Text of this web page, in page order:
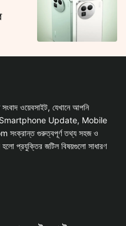
ওয়েবসাইট, যেখানে আপনি
Smartphone Update, Mobile
গুরুত্বপূর্ণ তথ্য সহজ ও
হলো প্রযুক্তির জটিল বিষয়গুলো সাধারণ